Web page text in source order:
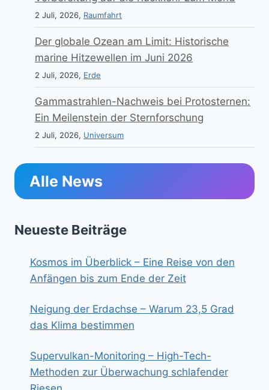
2 Juli, 2026, Raumfahrt
Der globale Ozean am Limit: Historische
marine Hitzewellen im Juni 2026
2 Juli, 2026, Erde
Gammastrahlen-Nachweis bei Protosternen:
Ein Meilenstein der Sternforschung
2 Juli, 2026, Universum
Alle News
Neueste Beiträge
Kosmos im Überblick – Eine Reise von den
Anfängen bis zum Ende der Zeit
Neigung der Erdachse – Warum 23,5 Grad
das Klima bestimmen
Supervulkan-Monitoring – High-Tech-
Methoden zur Überwachung schlafender